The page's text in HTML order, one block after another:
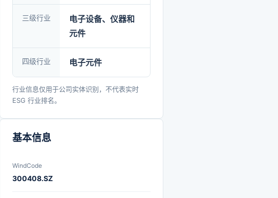
三级行业
电子设备、仪器和
元件
四级行业 电子元件
行业信息仅用于公司实体识别，不代表实时
ESG 行业排名。
基本信息
WindCode
300408.SZ